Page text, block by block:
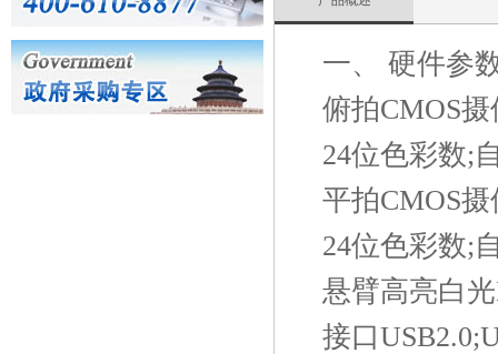
一、 硬件参
俯拍CMOS
24位色彩数;
平拍CMOS
24位色彩数;
悬臂高亮白
接口